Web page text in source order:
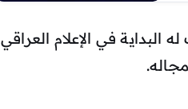
البداية في الإعلام العراقي